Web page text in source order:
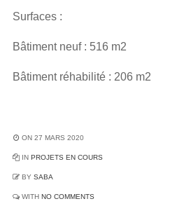
Surfaces :
Bâtiment neuf : 516 m2
Bâtiment réhabilité : 206 m2
ON 27 MARS 2020
IN PROJETS EN COURS
BY SABA
WITH NO COMMENTS